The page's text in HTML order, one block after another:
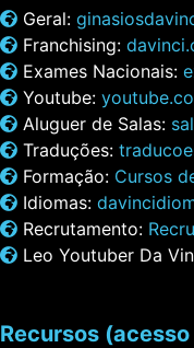
Geral:
Franchising:
Exames Nacionais:
Youtube:
Aluguer de Salas:
Traduções:
Formação: Cursos
Idiomas:
Recrutamento:
Leo Youtuber Da
Recursos